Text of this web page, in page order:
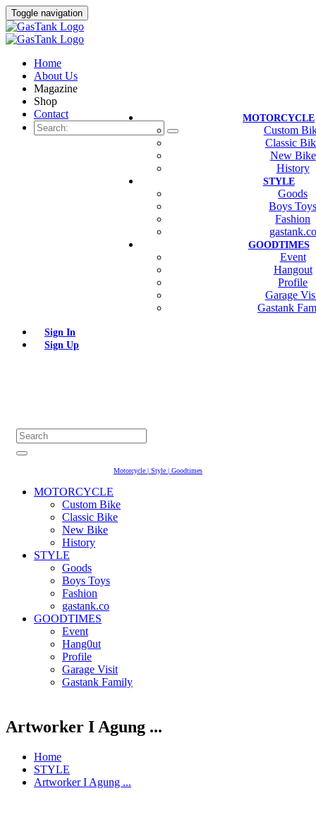
Toggle navigation
Home
About Us
Magazine
Shop
Contact
MOTORCYCLE
Custom
Classic
New Bike
History
STYLE
Goods
Boys
Fashion
gastank.co
GOODTIMES
Event
Hangout
Profile
Garage
Gastank
Sign In
Sign Up
Motorcycle | Style | Goodtimes
MOTORCYCLE
Custom Bike
Classic Bike
New Bike
History
STYLE
Goods
Boys Toys
Fashion
gastank.co
GOODTIMES
Event
Hang0ut
Profile
Garage Visit
Gastank Family
Artworker I Agung ...
Home
STYLE
Artworker I Agung ...